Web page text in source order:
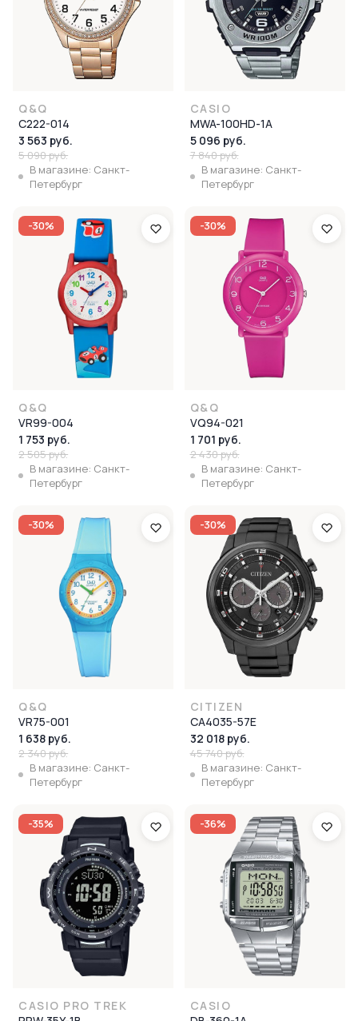
Q&Q
C222-014
3 563 руб.
5 090 руб.
В магазине: Санкт-
Петербург
CASIO
MWA-100HD-1A
5 096 руб.
7 840 руб.
В магазине: Санкт-
Петербург
-30%
Q&Q
VR99-004
1 753 руб.
2 505 руб.
В магазине: Санкт-
Петербург
-30%
Q&Q
VQ94-021
1 701 руб.
2 430 руб.
В магазине: Санкт-
Петербург
-30%
Q&Q
VR75-001
1 638 руб.
2 340 руб.
В магазине: Санкт-
Петербург
-30%
CITIZEN
CA4035-57E
32 018 руб.
45 740 руб.
В магазине: Санкт-
Петербург
-35%
CASIO PRO TREK
-36%
CASIO